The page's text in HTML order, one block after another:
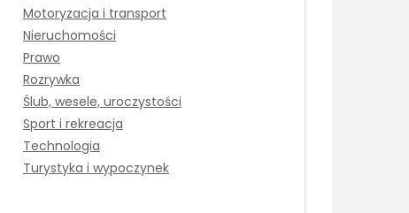
Motoryzacja i transport
Nieruchomości
Prawo
Rozrywka
Ślub, wesele, uroczystości
Sport i rekreacja
Technologia
Turystyka i wypoczynek